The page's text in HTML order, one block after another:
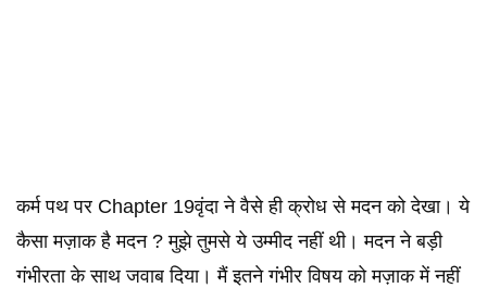
कर्म पथ पर Chapter 19वृंदा ने वैसे ही क्रोध से मदन को देखा। ये
कैसा मज़ाक है मदन ? मुझे तुमसे ये उम्मीद नहीं थी। मदन ने बड़ी
गंभीरता के साथ जवाब दिया। मैं इतने गंभीर विषय को मज़ाक में नहीं